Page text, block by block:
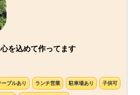
を込めて作ってます
ーブルあり ランチ営業 駐車場あり 子供可